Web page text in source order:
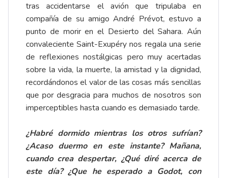
tras accidentarse el avión que tripulaba en
compañía de su amigo André Prévot, estuvo a
punto de morir en el Desierto del Sahara. Aún
convaleciente Saint-Exupéry nos regala una serie
de reflexiones nostálgicas pero muy acertadas
sobre la vida, la muerte, la amistad y la dignidad,
recordándonos el valor de las cosas más sencillas
que por desgracia para muchos de nosotros son
imperceptibles hasta cuando es demasiado tarde.
¿Habré dormido mientras los otros sufrían?
¿Acaso duermo en este instante? Mañana,
cuando crea despertar, ¿Qué diré acerca de
este día? ¿Que he esperado a Godot, con